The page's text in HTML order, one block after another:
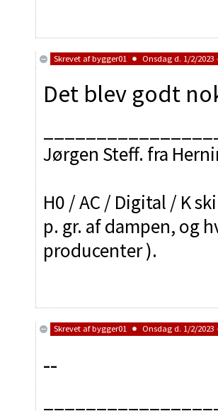
Skrevet afbygger01 Onsdag d. 1/2/2023
Det blev godt
Jørgen Steff. fra
H0 / AC / Digital / K
p. gr. af dampen, og
producenter ).
Skrevet afbygger01 Onsdag d. 1/2/2023
--